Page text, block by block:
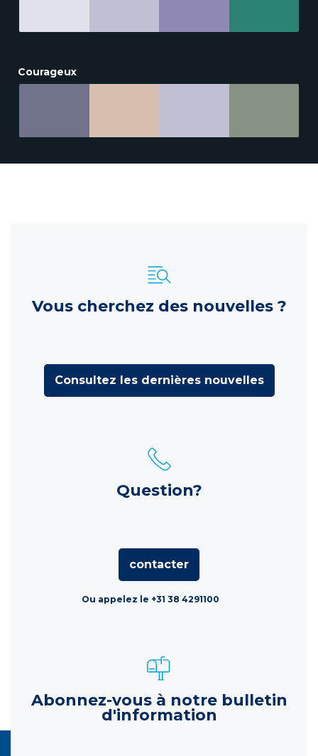
Courageux
Vous cherchez des nouvelles ?
Consultez les dernières nouvelles
Question?
contacter
Ou appelez le +31 38 4291100
Abonnez-vous à notre bulletin
d'information